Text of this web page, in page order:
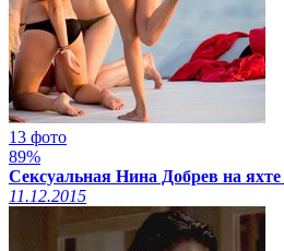
13 фото
89%
Сексуальная Нина Добрев на
11.12.2015